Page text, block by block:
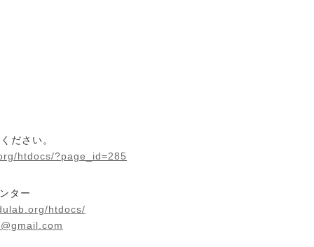
ださい。
htdocs/?page_id=285
ター
htdocs/